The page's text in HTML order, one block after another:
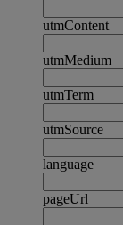
utmContent
utmMedium
utmTerm
utmSource
language
pageUrl